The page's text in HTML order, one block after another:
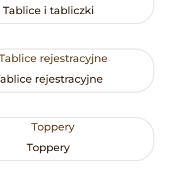
Tablice i tabliczki
rejestracyjne
Toppery